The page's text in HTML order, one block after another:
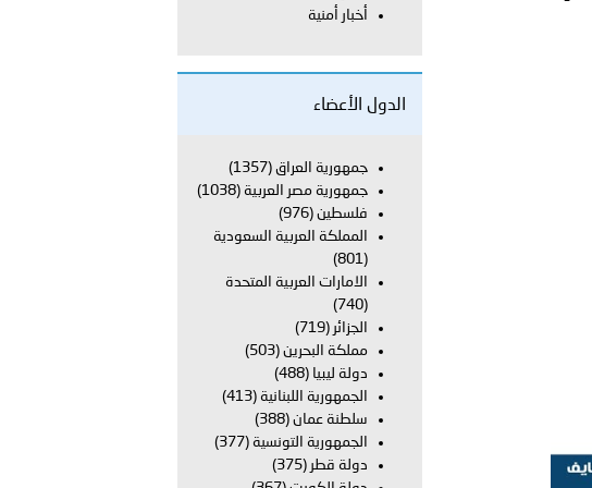
08/05 م - الشرطة الفلسطينية والكلية الدولية الجامعية للعلوم والصحة توقعان اتفاقية
08/05 م - شرطة أبوظبي تحذر من زيادة عدد الركاب في المركبات حفاظًا على سلامة
08/05 م - شرطة أبوظبي تطلع وفد الشرطة الإيطالية على منظومتي التأهيل الشرطي
08/05 م - شرطة أبوظبي تنظم حملة للتبرع بالدم في منطقة الظفرة تعزيزا للمسؤولية
أخبار أمنية
الدول الأعضاء
جمهورية العراق (1357)
جمهورية مصر العربية (1038)
فلسطين(976)
المملكة العربية السعودية
(801)
الامارات العربية المتحدة
(740)
الجزائر (719)
مملكة البحرين (503)
دولة ليبيا (488)
الجمهورية اللبنانية (413)
سلطنة عمان (388)
الجمهورية التونسية (377)
دولة قطر (375)